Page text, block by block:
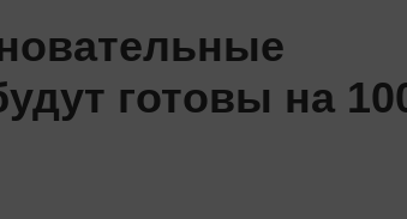
готовы на